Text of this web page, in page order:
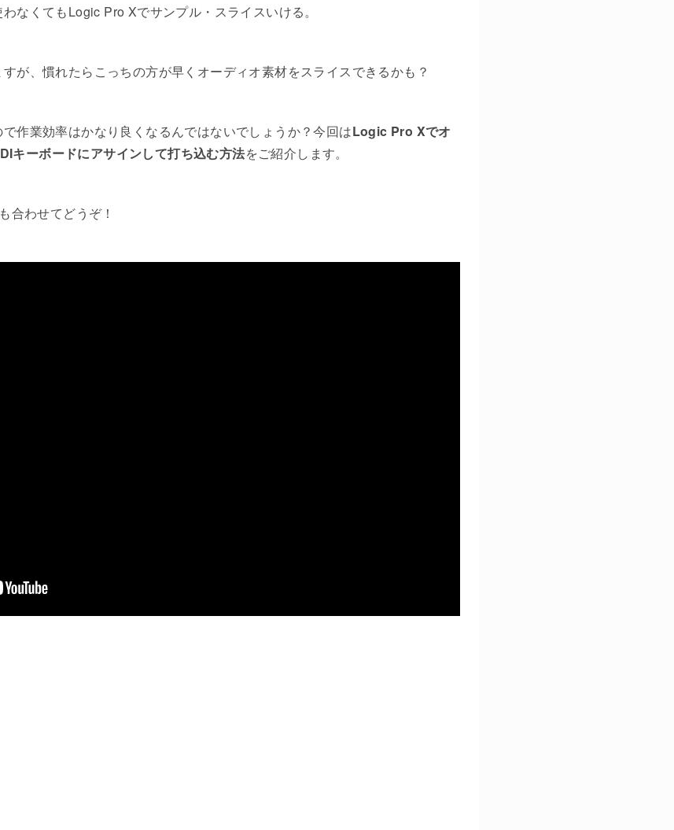
なくてもLogic Pro Xでサンプル・スライスいける。
が、慣れたらこっちの方が早くオーディオ素材をスライスできるかも？
作業効率はかなり良くなるんではないでしょうか？今回はLogic Pro Xでオ
キーボードにアサインして打ち込む方法をご紹介します。
合わせてどうぞ！